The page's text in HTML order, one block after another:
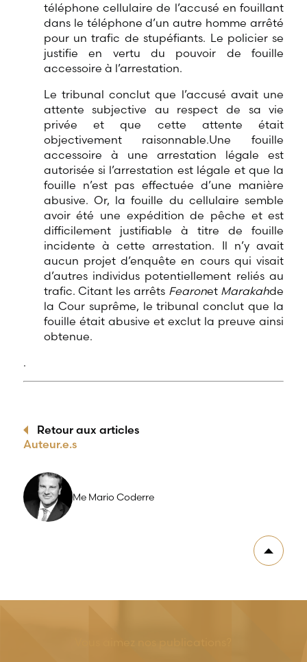
téléphone cellulaire de l’accusé en fouillant
dans le téléphone d’un autre homme arrêté
pour un trafic de stupéfiants. Le policier se
justifie en vertu du pouvoir de fouille
accessoire à l’arrestation.
Le tribunal conclut que l’accusé avait une
attente subjective au respect de sa vie
privée et que cette attente était
objectivement raisonnable.Une fouille
accessoire à une arrestation légale est
autorisée si l’arrestation est légale et que la
fouille n’est pas effectuée d’une manière
abusive. Or, la fouille du cellulaire semble
avoir été une expédition de pêche et est
difficilement justifiable à titre de fouille
incidente à cette arrestation. Il n’y avait
aucun projet d’enquête en cours qui visait
d’autres individus potentiellement reliés au
trafic. Citant les arrêts Fearonet Marakahde
la Cour suprême, le tribunal conclut que la
fouille était abusive et exclut la preuve ainsi
obtenue.
.
Retour aux articles
Auteur.e.s
Me Mario Coderre